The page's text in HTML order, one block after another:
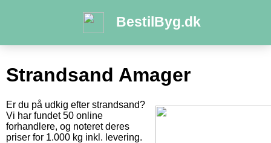
BestilByg.dk
Strandsand Amager
Er du på udkig efter strandsand?
Vi har fundet 50 online
forhandlere, og noteret deres
priser for 1.000 kg inkl. levering.